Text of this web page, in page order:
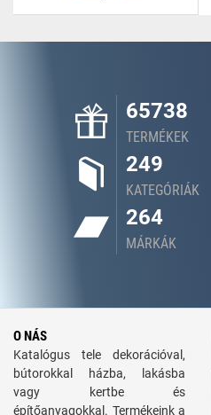
65738
TERMÉKEK
249
KATEGÓRIÁK
264
MÁRKÁK
O NÁS
Katalógus tele dekorációval,
bútorokkal házba, lakásba
vagy kertbe és
építőanyagokkal. Termékeink a